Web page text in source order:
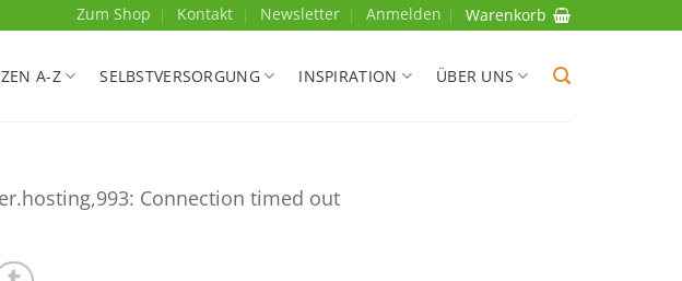
Zum Shop Kontakt Newsletter Anmelden Warenkorb
A-Z SELBSTVERSORGUNG INSPIRATION ÜBER UNS
Connection timed out